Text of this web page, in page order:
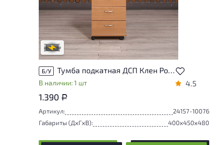
Степень износа находится на стадии
проверки. Вы можете уточнить
дополнительную информацию у
сотрудников магазина
В обработке
Б/У
В наличии: 1 шт 4.5
1.390 Р
Артикул:
24157-10076
Габариты (ДxГxВ):
400x450x480